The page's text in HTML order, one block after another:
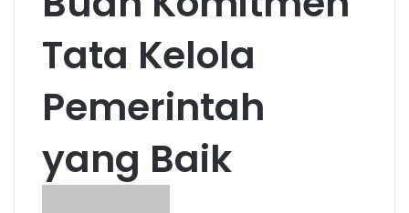
Tata Kelola
Pemerintah
yang Baik